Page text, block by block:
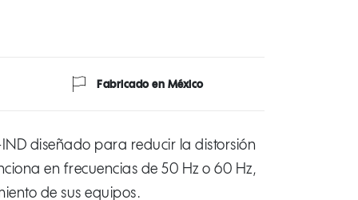
Fabricado en México
IND diseñado para reducir la distorsión
en frecuencias de 50 Hz o 60 Hz,
de sus equipos.